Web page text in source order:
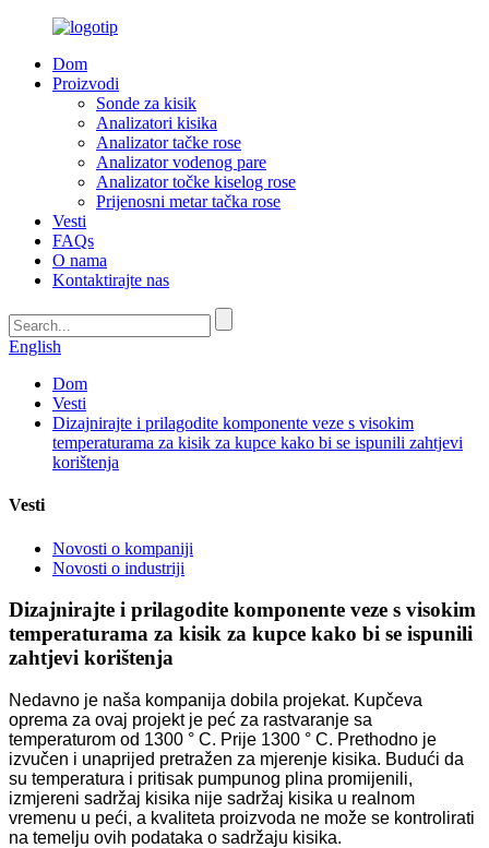
Dom
Proizvodi
Sonde za kisik
Analizatori kisika
Analizator tačke rose
Analizator vodenog pare
Analizator točke kiselog rose
Prijenosni metar tačka rose
Vesti
FAQs
O nama
Kontaktirajte nas
English
Dom
Vesti
Dizajnirajte i prilagodite komponente veze s visokim
temperaturama za kisik za kupce kako bi se ispunili zahtjevi
korištenja
Vesti
Novosti o kompaniji
Novosti o industriji
Dizajnirajte i prilagodite komponente veze s visokim
temperaturama za kisik za kupce kako bi se ispunili
zahtjevi korištenja
Nedavno je naša kompanija dobila projekat. Kupčeva
oprema za ovaj projekt je peć za rastvaranje sa
temperaturom od 1300 ° C. Prije 1300 ° C. Prethodno je
izvučen i unaprijed pretražen za mjerenje kisika. Budući da
su temperatura i pritisak pumpunog plina promijenili,
izmjereni sadržaj kisika nije sadržaj kisika u realnom
vremenu u peći, a kvaliteta proizvoda ne može se kontrolirati
na temelju ovih podataka o sadržaju kisika.